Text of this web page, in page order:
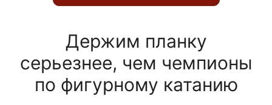
Держим планку
серьезнее, чем чемпионы
по фигурному катанию